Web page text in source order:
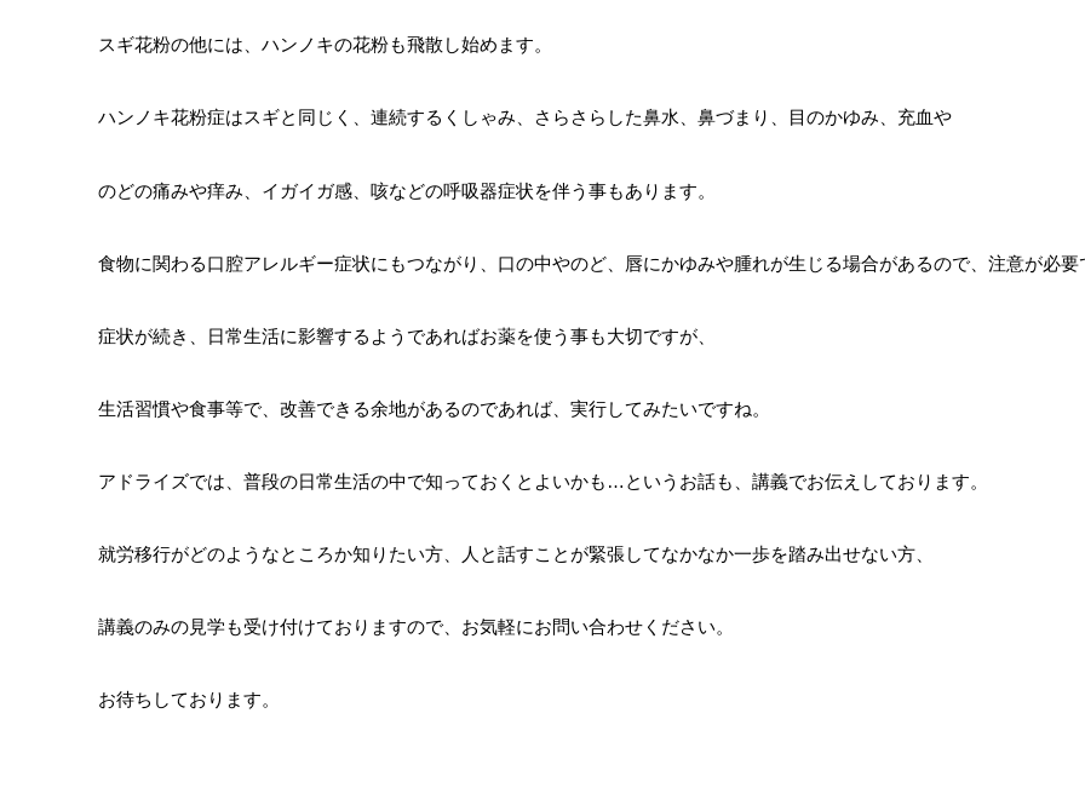
スギ花粉の他には、ハンノキの花粉も飛散し始めます。
ハンノキ花粉症はスギと同じく、連続するくしゃみ、さらさらした鼻水、鼻づまり、目のかゆみ、充血や
のどの痛みや痒み、イガイガ感、咳などの呼吸器症状を伴う事もあります。
食物に関わる口腔アレルギー症状にもつながり、口の中やのど、唇にかゆみや腫れが生じる場合があるので、注意が必要
症状が続き、日常生活に影響するようであればお薬を使う事も大切ですが、
生活習慣や食事等で、改善できる余地があるのであれば、実行してみたいですね。
アドライズでは、普段の日常生活の中で知っておくとよいかも…というお話も、講義でお伝えしております。
就労移行がどのようなところか知りたい方、人と話すことが緊張してなかなか一歩を踏み出せない方、
講義のみの見学も受け付けておりますので、お気軽にお問い合わせください。
お待ちしております。